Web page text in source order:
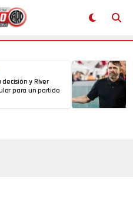
y River
para un partido